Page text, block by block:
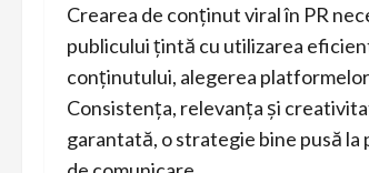
Crearea de conținut viral în PR
publicului țintă cu utilizarea
conținutului, alegerea
Consistența, relevanța și
garantată, o strategie bine pusă la